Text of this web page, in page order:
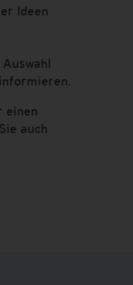
Ideen
einen
auch